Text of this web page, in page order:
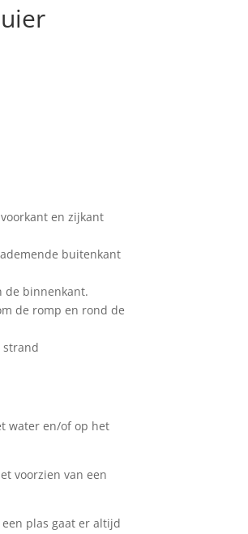
en zijkant
buitenkant
de binnenkant.
de romp en rond de
strand
water en/of op het
voorzien van een
plas gaat er altijd